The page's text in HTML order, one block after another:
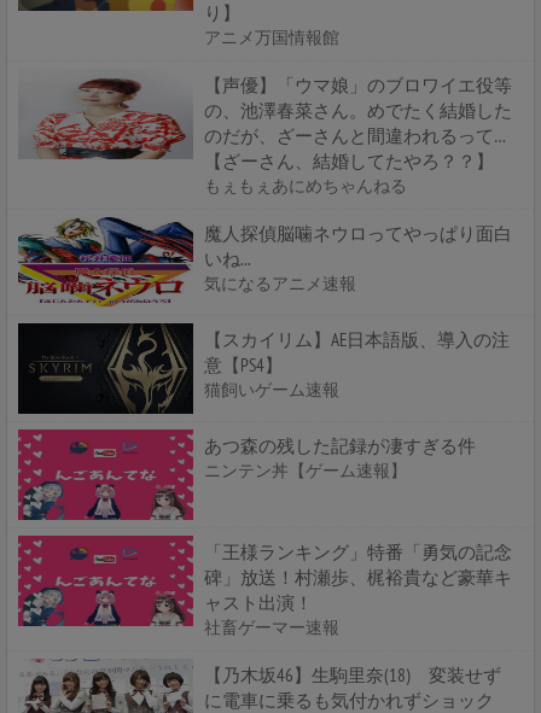
り】
アニメ万国情報館
【声優】「ウマ娘」のブロワイエ役等
の、池澤春菜さん。めでたく結婚した
のだが、ざーさんと間違われるって…
【ざーさん、結婚してたやろ？？】
もぇもぇあにめちゃんねる
魔人探偵脳噛ネウロってやっぱり面白
いね...
気になるアニメ速報
【スカイリム】AE日本語版、導入の注
意【PS4】
猫飼いゲーム速報
あつ森の残した記録が凄すぎる件
ニンテン丼【ゲーム速報】
「王様ランキング」特番「勇気の記念
碑」放送！村瀬歩、梶裕貴など豪華キ
ャスト出演！
社畜ゲーマー速報
【乃木坂46】生駒里奈(18) 変装せず
に電車に乗るも気付かれずショック